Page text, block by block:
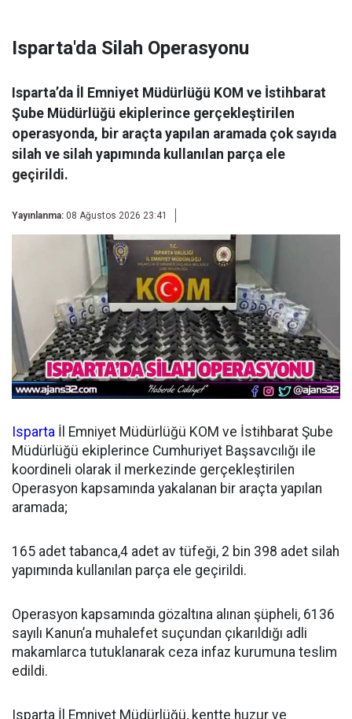
Isparta'da Silah Operasyonu
Isparta’da İl Emniyet Müdürlüğü KOM ve İstihbarat
Şube Müdürlüğü ekiplerince gerçekleştirilen
operasyonda, bir araçta yapılan aramada çok sayıda
silah ve silah yapımında kullanılan parça ele
geçirildi.
Yayınlanma: 08 Ağustos 2026 23:41
Isparta İl Emniyet Müdürlüğü KOM ve İstihbarat Şube
Müdürlüğü ekiplerince Cumhuriyet Başsavcılığı ile
koordineli olarak il merkezinde gerçekleştirilen
Operasyon kapsamında yakalanan bir araçta yapılan
aramada;
165 adet tabanca,4 adet av tüfeği, 2 bin 398 adet silah
yapımında kullanılan parça ele geçirildi.
Operasyon kapsamında gözaltına alınan şüpheli, 6136
sayılı Kanun’a muhalefet suçundan çıkarıldığı adli
makamlarca tutuklanarak ceza infaz kurumuna teslim
edildi.
Isparta İl Emniyet Müdürlüğü, kentte huzur ve